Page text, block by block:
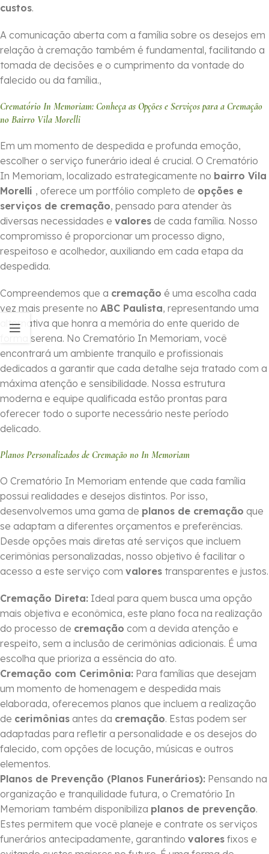
custos.
A comunicação aberta com a família sobre os desejos em
relação à cremação também é fundamental, facilitando a
tomada de decisões e o cumprimento da vontade do
falecido ou da família.,
Crematório In Memoriam: Conheça as Opções e Serviços para a Cremação
no Bairro Vila Morelli
Em um momento de despedida e profunda emoção,
escolher o serviço funerário ideal é crucial. O Crematório
In Memoriam, localizado estrategicamente no bairro Vila
Morelli , oferece um portfólio completo de opções e
serviços de cremação, pensado para atender às
diversas necessidades e valores de cada família. Nosso
compromisso é proporcionar um processo digno,
respeitoso e acolhedor, auxiliando em cada etapa da
despedida.
Compreendemos que a cremação é uma escolha cada
vez mais presente no ABC Paulista, representando uma
alternativa que honra a memória do ente querido de
forma serena. No Crematório In Memoriam, você
encontrará um ambiente tranquilo e profissionais
dedicados a garantir que cada detalhe seja tratado com a
máxima atenção e sensibilidade. Nossa estrutura
moderna e equipe qualificada estão prontas para
oferecer todo o suporte necessário neste período
delicado.
Planos Personalizados de Cremação no In Memoriam
O Crematório In Memoriam entende que cada família
possui realidades e desejos distintos. Por isso,
desenvolvemos uma gama de planos de cremação que
se adaptam a diferentes orçamentos e preferências.
Desde opções mais diretas até serviços que incluem
cerimônias personalizadas, nosso objetivo é facilitar o
acesso a este serviço com valores transparentes e justos.
Cremação Direta: Ideal para quem busca uma opção
mais objetiva e econômica, este plano foca na realização
do processo de cremação com a devida atenção e
respeito, sem a inclusão de cerimônias adicionais. É uma
escolha que prioriza a essência do ato.
Cremação com Cerimônia: Para famílias que desejam
um momento de homenagem e despedida mais
elaborada, oferecemos planos que incluem a realização
de cerimônias antes da cremação. Estas podem ser
adaptadas para refletir a personalidade e os desejos do
falecido, com opções de locução, músicas e outros
elementos.
Planos de Prevenção (Planos Funerários): Pensando na
organização e tranquilidade futura, o Crematório In
Memoriam também disponibiliza planos de prevenção.
Estes permitem que você planeje e contrate os serviços
funerários antecipadamente, garantindo valores fixos e